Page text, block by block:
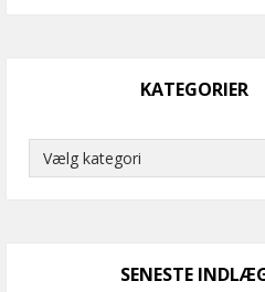
KATEGORIER
Kategorier
SENESTE